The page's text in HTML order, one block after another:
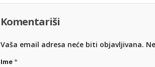
Komentariši
Vaša email adresa neće biti objavljivana.
Ime*